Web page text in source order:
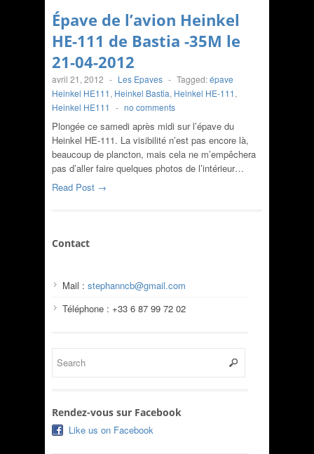
Épave de l’avion Heinkel
HE-111 de Bastia -35M le
21-04-2012
avril 21, 2012 - Les Epaves - Tagged:épave
Heinkel HE111, Heinkel Bastia, Heinkel HE-111,
Heinkel HE111 - no comments
Plongée ce samedi après midi sur l’épave du
Heinkel HE-111. La visibilité n’est pas encore là,
beaucoup de plancton, mais cela ne m’empêchera
pas d’aller faire quelques photos de l’intérieur…
Read Post →
Contact
Mail : stephanncb@gmail.com
Téléphone : +33 6 87 99 72 02
Rendez-vous sur Facebook
Like us on Facebook